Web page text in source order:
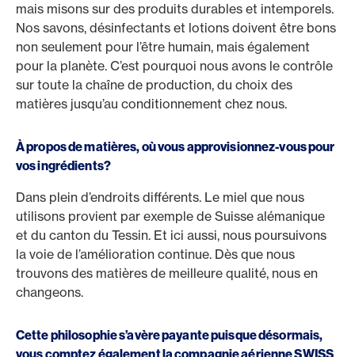
mais misons sur des produits durables et intemporels.
Nos savons, désinfectants et lotions doivent être bons
non seulement pour l’être humain, mais également
pour la planète. C’est pourquoi nous avons le contrôle
sur toute la chaîne de production, du choix des
matières jusqu’au conditionnement chez nous.
À propos de matières, où vous approvisionnez-vous pour
vos ingrédients?
Dans plein d’endroits différents. Le miel que nous
utilisons provient par exemple de Suisse alémanique
et du canton du Tessin. Et ici aussi, nous poursuivons
la voie de l’amélioration continue. Dès que nous
trouvons des matières de meilleure qualité, nous en
changeons.
Cette philosophie s’avère payante puisque désormais,
vous comptez également la compagnie aérienne SWISS